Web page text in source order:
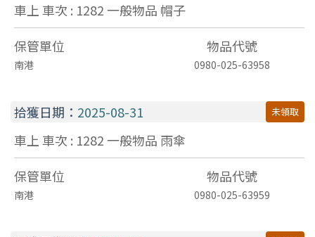
車上 車次 : 1282一般物品 帽子
保管單位
物品代號
南港 0980-025-63958
拾獲日期： 2025-08-31 未領取
車上 車次 : 1282一般物品 雨傘
保管單位
物品代號
南港 0980-025-63959